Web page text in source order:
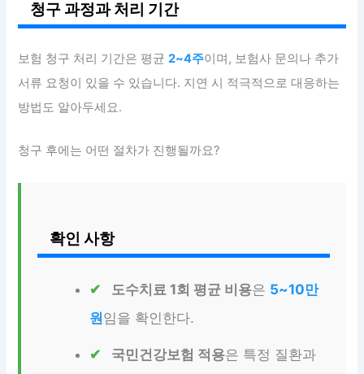
청구 과정과 처리 기간
보험 청구 처리 기간은 평균2~4주이며, 보험사 문의나 추가
서류 요청이 있을 수 있습니다. 지연 시 적극적으로 대응하는
방법도 알아두세요.
청구 후에는 어떤 절차가 진행될까요?
확인 사항
도수치료 1회 평균 비용은 5~10만
원임을 확인한다.
국민건강보험 적용은 특정 질환과